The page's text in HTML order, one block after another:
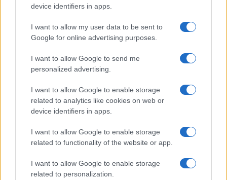
device identifiers in apps.
I want to allow my user data to be sent to
Google for online advertising purposes.
I want to allow Google to send me
personalized advertising.
I want to allow Google to enable storage
related to analytics like cookies on web or
device identifiers in apps.
I want to allow Google to enable storage
related to functionality of the website or app.
I want to allow Google to enable storage
related to personalization.
Freestyle navdušuje s poletno
prilagojenimi cenami koles
Kovinska ograja po meri: kako
Koroške reke so opazno upadle,
zadnja dva tedna skoraj brez
Z vlakom po Koroški: Manj
gneče, več udobja